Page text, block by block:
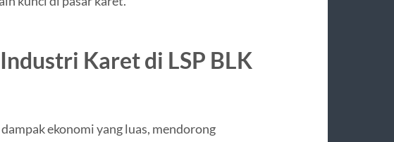
Karet di LSP BLK
ekonomi yang luas, mendorong